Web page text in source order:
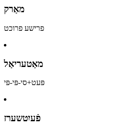
מאַרק
פרישע פרוכט
מאַטעריאַל
פּעט+סי-פּי-פּי
פֿעיִטשערז